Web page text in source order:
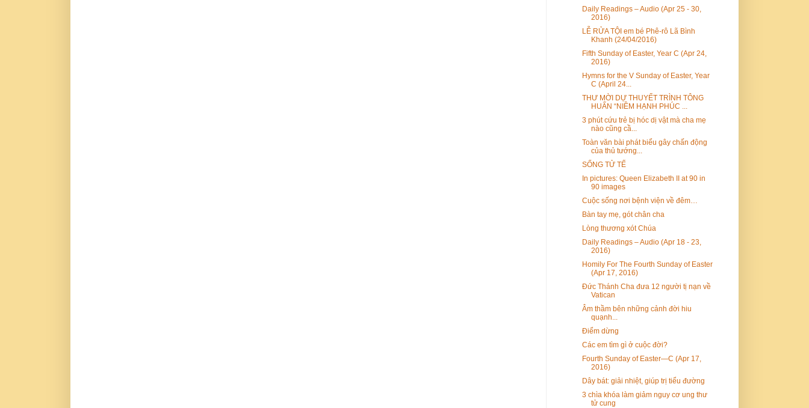
Daily Readings – Audio (Apr 25 - 30,
2016)
LỄ RỬA TỘI em bé Phê-rô Lã Bình
Khanh (24/04/2016)
Fifth Sunday of Easter, Year C (Apr 24,
2016)
Hymns for the V Sunday of Easter, Year
C (April 24...
THƯ MỜI DỰ THUYẾT TRÌNH TÔNG
HUẤN “NIỀM HẠNH PHÚC ...
3 phút cứu trẻ bị hóc dị vật mà cha mẹ
nào cũng cầ...
Toàn văn bài phát biểu gây chấn động
của thủ tướng...
SỐNG TỬ TẾ
In pictures: Queen Elizabeth II at 90 in
90 images
Cuộc sống nơi bệnh viện về đêm…
Bàn tay mẹ, gót chân cha
Lòng thương xót Chúa
Daily Readings – Audio (Apr 18 - 23,
2016)
Homily For The Fourth Sunday of Easter
(Apr 17, 2016)
Đức Thánh Cha đưa 12 người tị nạn về
Vatican
Âm thầm bên những cảnh đời hiu
quạnh...
Điểm dừng
Các em tìm gì ở cuộc đời?
Fourth Sunday of Easter—C (Apr 17,
2016)
Dây bát: giải nhiệt, giúp trị tiểu đường
3 chìa khóa làm giảm nguy cơ ung thư
tử cung